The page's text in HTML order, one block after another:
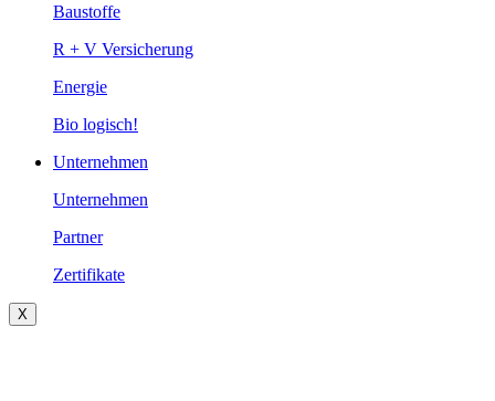
Baustoffe
R + V Versicherung
Energie
Bio logisch!
Unternehmen
Unternehmen
Partner
Zertifikate
X